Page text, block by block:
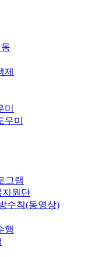
제
미
그램
지원단
수칙(동영상)
행